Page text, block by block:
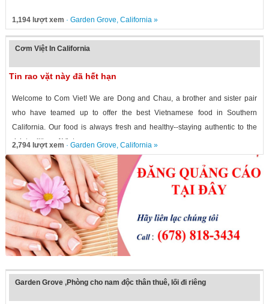
1,194 lượt xem · Garden Grove, California»
Cơm Việt In California
Tin rao vặt này đã hết hạn
Welcome to Com Viet! We are Dong and Chau, a brother and sister pair
who have teamed up to offer the best Vietnamese food in Southern
California. Our food is always fresh and healthy--staying authentic to the
rich tradition of Vietnamese...
2,794 lượt xem · Garden Grove, California»
Garden Grove ,Phòng cho nam độc thân thuê, lối đi riêng